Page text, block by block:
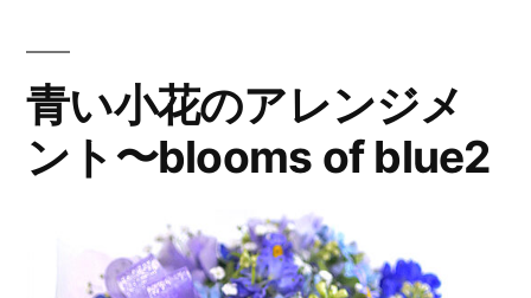
盆
栽
風
青い小花のアレンジメ
ント〜blooms of blue2